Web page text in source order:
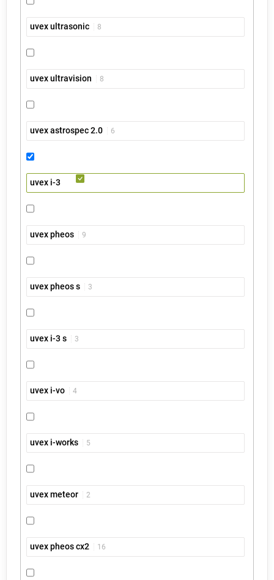
uvex ultrasonic 8
uvex ultravision 8
uvex astrospec 2.0 6
uvex i-3
uvex pheos 9
uvex pheos s 3
uvex i-3 s 3
uvex i-vo 4
uvex i-works 5
uvex meteor 2
uvex pheos cx2 16